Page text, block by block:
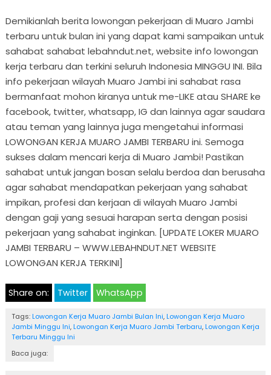
Demikianlah berita lowongan pekerjaan di Muaro Jambi
terbaru untuk bulan ini yang dapat kami sampaikan untuk
sahabat sahabat lebahndut.net, website info lowongan
kerja terbaru dan terkini seluruh Indonesia MINGGU INI. Bila
info pekerjaan wilayah Muaro Jambi ini sahabat rasa
bermanfaat mohon kiranya untuk me-LIKE atau SHARE ke
facebook, twitter, whatsapp, IG dan lainnya agar saudara
atau teman yang lainnya juga mengetahui informasi
LOWONGAN KERJA MUARO JAMBI TERBARU ini. Semoga
sukses dalam mencari kerja di Muaro Jambi! Pastikan
sahabat untuk jangan bosan selalu berdoa dan berusaha
agar sahabat mendapatkan pekerjaan yang sahabat
impikan, profesi dan kerjaan di wilayah Muaro Jambi
dengan gaji yang sesuai harapan serta dengan posisi
pekerjaan yang sahabat inginkan. [UPDATE LOKER MUARO
JAMBI TERBARU – WWW.LEBAHNDUT.NET WEBSITE
LOWONGAN KERJA TERKINI]
Share on: Twitter WhatsApp
Tags: Lowongan Kerja Muaro Jambi Bulan Ini, Lowongan Kerja Muaro
Jambi Minggu Ini, Lowongan Kerja Muaro Jambi Terbaru, Lowongan Kerja
Terbaru Minggu Ini
Baca juga: